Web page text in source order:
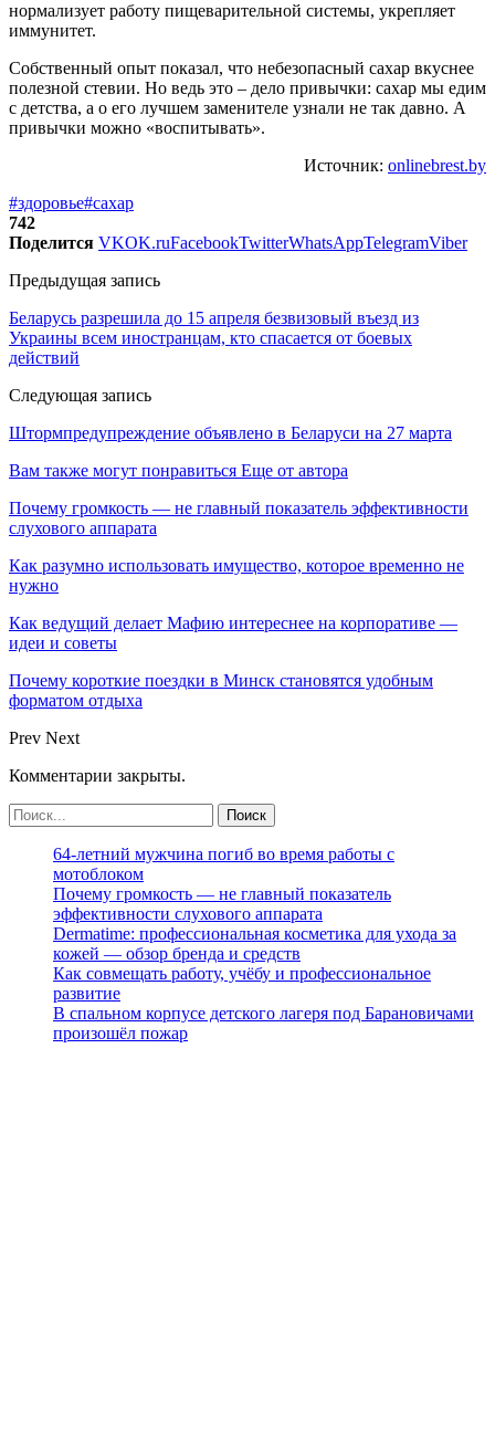
нормализует работу пищеварительной системы, укрепляет
иммунитет.
Собственный опыт показал, что небезопасный сахар вкуснее
полезной стевии. Но ведь это – дело привычки: сахар мы едим
с детства, а о его лучшем заменителе узнали не так давно. А
привычки можно «воспитывать».
Источник: onlinebrest.by
#здоровье#сахар
742
Поделится VKOK.ruFacebookTwitterWhatsAppTelegramViber
Предыдущая запись
Беларусь разрешила до 15 апреля безвизовый въезд из
Украины всем иностранцам, кто спасается от боевых
действий
Следующая запись
Штормпредупреждение объявлено в Беларуси на 27 марта
Вам также могут понравиться Еще от автора
Почему громкость — не главный показатель эффективности
слухового аппарата
Как разумно использовать имущество, которое временно не
нужно
Как ведущий делает Мафию интереснее на корпоративе —
идеи и советы
Почему короткие поездки в Минск становятся удобным
форматом отдыха
Prev Next
Комментарии закрыты.
64-летний мужчина погиб во время работы с
мотоблоком
Почему громкость — не главный показатель
эффективности слухового аппарата
Dermatime: профессиональная косметика для ухода за
кожей — обзор бренда и средств
Как совмещать работу, учёбу и профессиональное
развитие
В спальном корпусе детского лагеря под Барановичами
произошёл пожар